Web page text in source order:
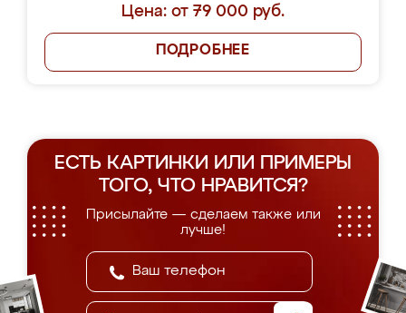
Цена: от 79 000 руб.
ПОДРОБНЕЕ
ЕСТЬ КАРТИНКИ ИЛИ ПРИМЕРЫ
ТОГО, ЧТО НРАВИТСЯ?
Присылайте — сделаем также или
лучше!